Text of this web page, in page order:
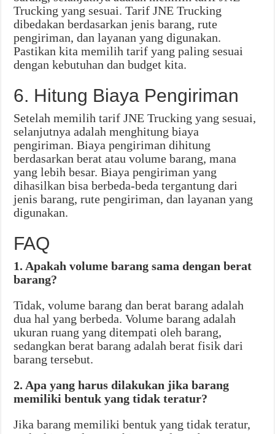
Trucking yang sesuai. Tarif JNE Trucking
dibedakan berdasarkan jenis barang, rute
pengiriman, dan layanan yang digunakan.
Pastikan kita memilih tarif yang paling sesuai
dengan kebutuhan dan budget kita.
6. Hitung Biaya Pengiriman
Setelah memilih tarif JNE Trucking yang sesuai,
selanjutnya adalah menghitung biaya
pengiriman. Biaya pengiriman dihitung
berdasarkan berat atau volume barang, mana
yang lebih besar. Biaya pengiriman yang
dihasilkan bisa berbeda-beda tergantung dari
jenis barang, rute pengiriman, dan layanan yang
digunakan.
FAQ
1. Apakah volume barang sama dengan berat
barang?
Tidak, volume barang dan berat barang adalah
dua hal yang berbeda. Volume barang adalah
ukuran ruang yang ditempati oleh barang,
sedangkan berat barang adalah berat fisik dari
barang tersebut.
2. Apa yang harus dilakukan jika barang
memiliki bentuk yang tidak teratur?
Jika barang memiliki bentuk yang tidak teratur,